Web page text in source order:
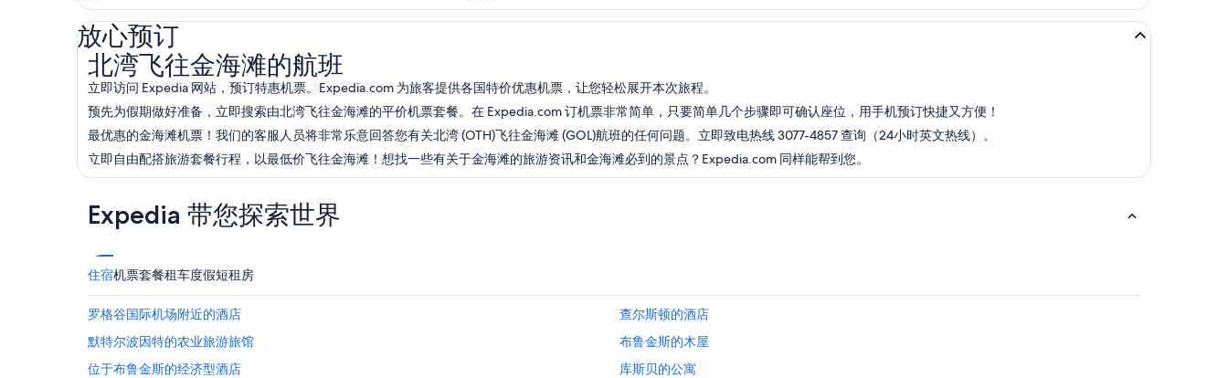
放心预订
北湾飞往金海滩的航班
立即访问 Expedia 网站，预订特惠机票。Expedia.com 为旅客提供各国特价优惠机票，让您轻松展开本次旅程。
预先为假期做好准备，立即搜索由北湾飞往金海滩的平价机票套餐。在 Expedia.com 订机票非常简单，只要简单几个步骤即可确认座位，用手机预订快捷又方便！
最优惠的金海滩机票！我们的客服人员将非常乐意回答您有关北湾 (OTH)飞往金海滩 (GOL)航班的任何问题。立即致电热线 3077-4857 查询（24小时英文热线）。
立即自由配搭旅游套餐行程，以最低价飞往金海滩！想找一些有关于金海滩的旅游资讯和金海滩必到的景点？Expedia.com 同样能帮到您。
北湾飞往金海滩的航班
Expedia 带您探索世界
住宿机票套餐租车度假短租房
罗格谷国际机场附近的酒店
查尔斯顿的酒店
默特尔波因特的农业旅游旅馆
布鲁金斯的木屋
位于布鲁金斯的经济型酒店
库斯贝的公寓